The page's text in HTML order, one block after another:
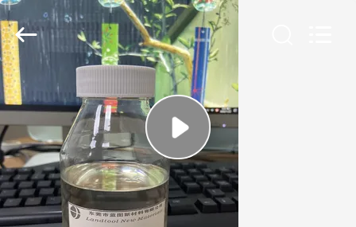
বাড়ি
পণ্য
আমাদের
সম্পর্কে
Landtool
New
Materials
Co.,
Ltd.
All
Rights
Reserved.